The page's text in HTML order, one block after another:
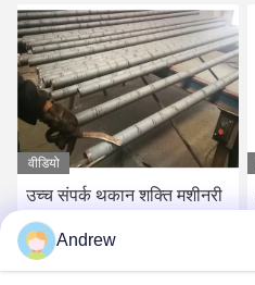
वीडियो
उच्च संपर्क थकान शक्ति मशीनरी
के लिए काले सतह गेंद असर ट्यूब
Andrew